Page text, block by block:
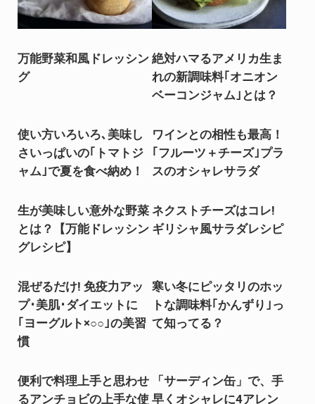
万能野菜和風ドレッシン
グ
絶対ハマるアメリカ生ま
れの新調味料｢オニオン
ベーコンジャム｣とは？
使い方いろいろ､美味し
さいっぱいの｢トマトジ
ャム｣で夏を食べ納め！
ワインとの相性も最高！
｢フルーツ＋チーズ｣プラ
スのオシャレサラダ
生が美味しい意外な野菜
とは？【万能ドレッシン
グレシピ】
ネクストチーズはコレ!
ギリシャ風サラダレシピ
混ぜるだけ! 免疫力アッ
プ･美肌･ダイエットに
｢ヨーグルト×○○｣の美習
慣
寒い冬にピッタリのホッ
トな調味料｢かんずり｣っ
て知ってる？
便利で料理上手と思わせ
るアンチョビの上手な使
「サーディン缶」で、手
早くオシャレに4アレン